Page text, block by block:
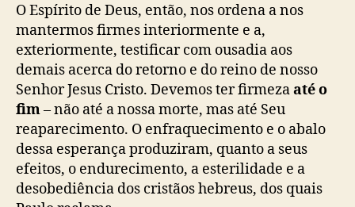
O Espírito de Deus, então, nos ordena a nos
mantermos firmes interiormente e a,
exteriormente, testificar com ousadia aos
demais acerca do retorno e do reino de nosso
Senhor Jesus Cristo. Devemos ter firmezaaté o
fim– não até a nossa morte, mas até Seu
reaparecimento. O enfraquecimento e o abalo
dessa esperança produziram, quanto a seus
efeitos, o endurecimento, a esterilidade e a
desobediência dos cristãos hebreus, dos quais